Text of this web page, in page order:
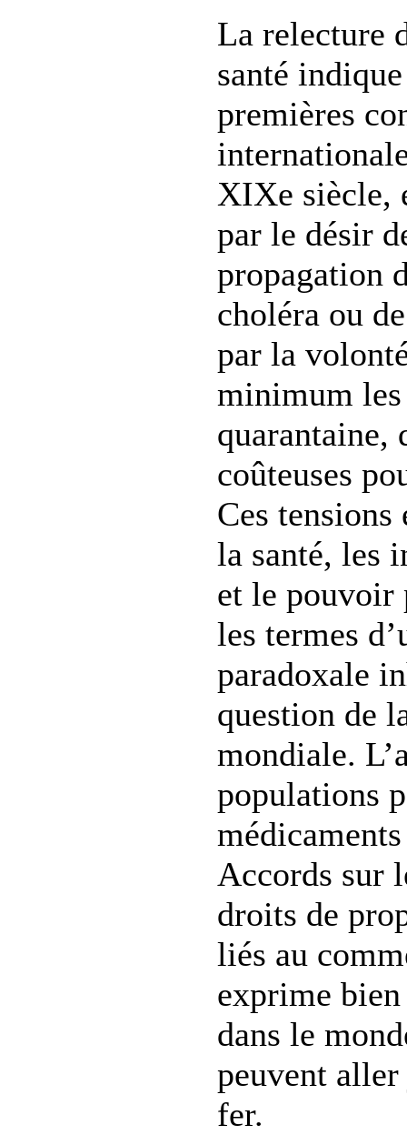
La relecture
santé
premières
XIXe siècle,
par le désir
propagation
choléra ou
par la
minimum les
quarantaine,
coûteuses
Ces
la santé, les
et le
les termes
paradoxale
question de
mondiale.
populations
Accords sur
droits de
liés au
exprime
dans le
peuvent aller
fer.